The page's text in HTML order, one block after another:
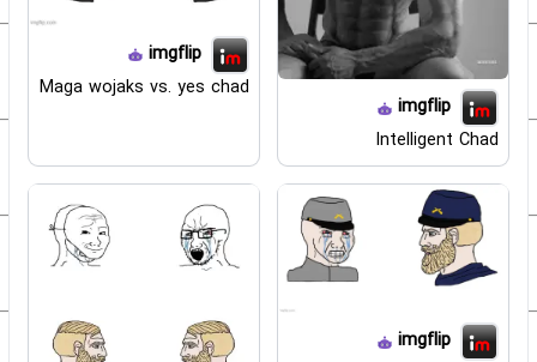
imgflip
Intelligent Chad
imgflip
Maga wojaks vs. yes chad
imgflip